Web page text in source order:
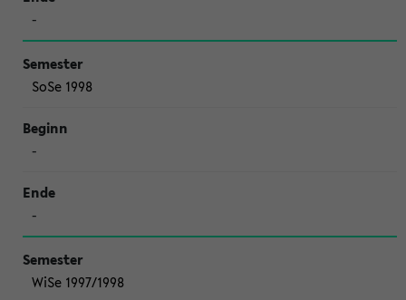
-
SoSe 1998
-
-
WiSe 1997/1998